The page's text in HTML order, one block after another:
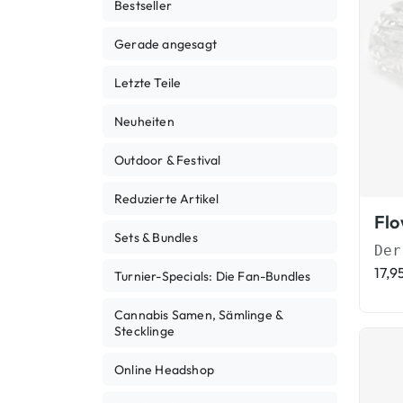
Bestseller
Gerade angesagt
Letzte Teile
Neuheiten
Outdoor & Festival
Reduzierte Artikel
Sets & Bundles
Turnier-Specials: Die Fan-Bundles
Cannabis Samen, Sämlinge &
Stecklinge
Online Headshop